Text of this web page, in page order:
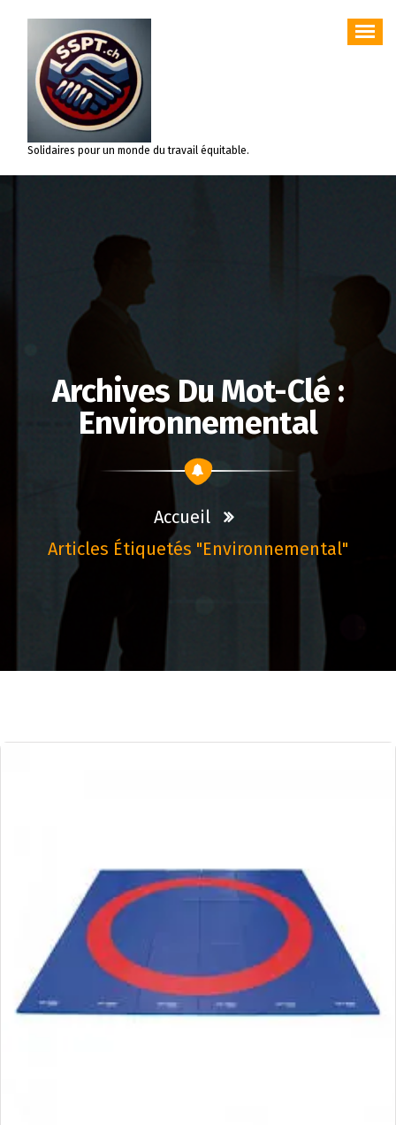
contenu
Solidaires pour un monde du travail équitable.
Archives Du Mot-Clé :
Environnemental
Accueil
Articles Étiquetés "environnemental"